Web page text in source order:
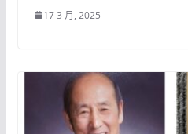
17 3 月, 2025